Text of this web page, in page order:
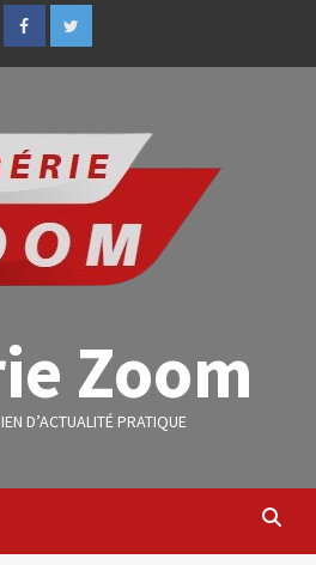
Zoom
D’ACTUALITÉ PRATIQUE